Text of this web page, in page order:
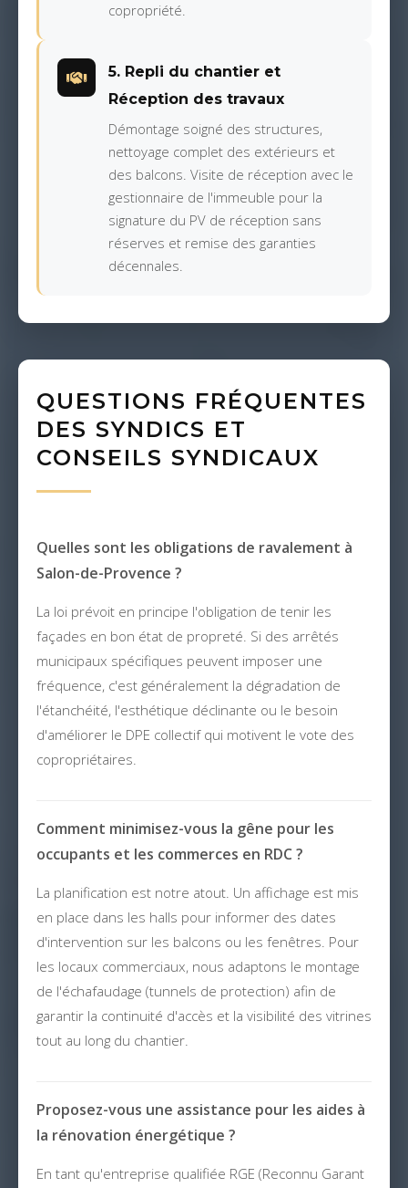
copropriété.
5. Repli du chantier et
Réception des travaux
Démontage soigné des structures,
nettoyage complet des extérieurs et
des balcons. Visite de réception avec le
gestionnaire de l'immeuble pour la
signature du PV de réception sans
réserves et remise des garanties
décennales.
QUESTIONS FRÉQUENTES
DES SYNDICS ET
CONSEILS SYNDICAUX
Quelles sont les obligations de ravalement à
Salon-de-Provence ?
La loi prévoit en principe l'obligation de tenir les
façades en bon état de propreté. Si des arrêtés
municipaux spécifiques peuvent imposer une
fréquence, c'est généralement la dégradation de
l'étanchéité, l'esthétique déclinante ou le besoin
d'améliorer le DPE collectif qui motivent le vote des
copropriétaires.
Comment minimisez-vous la gêne pour les
occupants et les commerces en RDC ?
La planification est notre atout. Un affichage est mis
en place dans les halls pour informer des dates
d'intervention sur les balcons ou les fenêtres. Pour
les locaux commerciaux, nous adaptons le montage
de l'échafaudage (tunnels de protection) afin de
garantir la continuité d'accès et la visibilité des vitrines
tout au long du chantier.
Proposez-vous une assistance pour les aides à
la rénovation énergétique ?
En tant qu'entreprise qualifiée RGE (Reconnu Garant